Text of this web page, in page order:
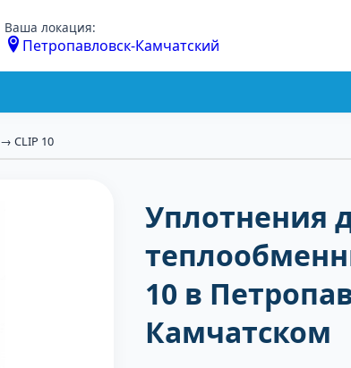
Ваша локация:
Петропавловск-Камчатский
→ CLIP 10
Уплотнения
10 в
Камчатском